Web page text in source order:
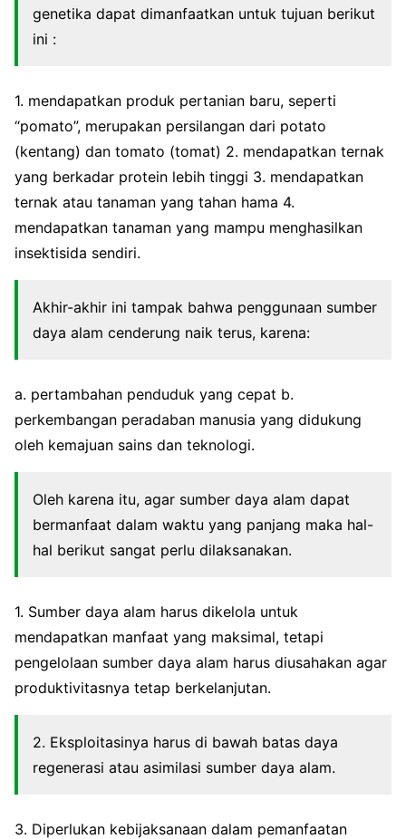
genetika dapat dimanfaatkan untuk tujuan berikut
ini :
1. mendapatkan produk pertanian baru, seperti
“pomato”, merupakan persilangan dari potato
(kentang) dan tomato (tomat) 2. mendapatkan ternak
yang berkadar protein lebih tinggi 3. mendapatkan
ternak atau tanaman yang tahan hama 4.
mendapatkan tanaman yang mampu menghasilkan
insektisida sendiri.
Akhir-akhir ini tampak bahwa penggunaan sumber
daya alam cenderung naik terus, karena:
a. pertambahan penduduk yang cepat b.
perkembangan peradaban manusia yang didukung
oleh kemajuan sains dan teknologi.
Oleh karena itu, agar sumber daya alam dapat
bermanfaat dalam waktu yang panjang maka hal-
hal berikut sangat perlu dilaksanakan.
1. Sumber daya alam harus dikelola untuk
mendapatkan manfaat yang maksimal, tetapi
pengelolaan sumber daya alam harus diusahakan agar
produktivitasnya tetap berkelanjutan.
2. Eksploitasinya harus di bawah batas daya
regenerasi atau asimilasi sumber daya alam.
3. Diperlukan kebijaksanaan dalam pemanfaatan